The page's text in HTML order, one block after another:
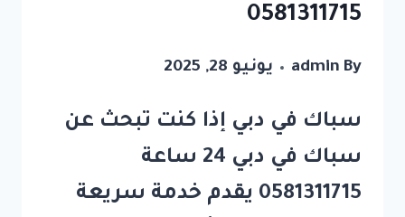
0581311715
By
admin يونيو 28, 2025
سباك في دبي إذا كنت تبحث عن
سباك في دبي 24 ساعة
0581311715 يقدم خدمة سريعة